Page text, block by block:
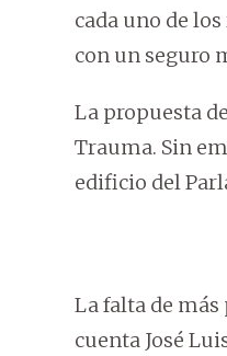
cada uno de
con un seguro
La propuesta
Trauma. Sin
edificio del
La falta de
cuenta José